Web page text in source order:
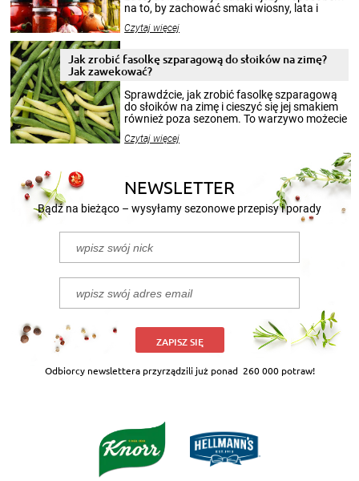
na to, by zachować smaki wiosny, lata i
krajobrazów, by cieszyć nimi oko w sezonie
pełni poczuć atmosferę cieplejszych
miesięcy. Przygotowanie słoików ze
patenty, które pozwolą zachować świeżość
przetworów.
Czytaj więcej
Jak zrobić fasolkę szparagową do słoików na zimę?
Jak zawekować?
Sprawdźcie, jak zrobić fasolkę szparagową
do słoików na zimę i cieszyć się jej smakiem
również poza sezonem. To warzywo możecie
nasze propozycje!
Czytaj więcej
NEWSLETTER
Bądź na bieżąco – wysyłamy sezonowe przepisy i porady
ZAPISZ SIĘ
Odbiorcy newslettera przyrządzili już ponad 260 000 potraw!